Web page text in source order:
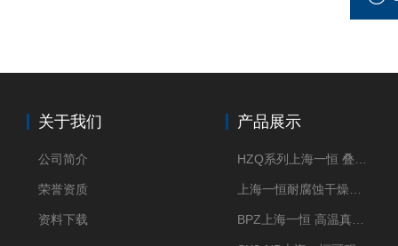
关于我们
公司简介
荣誉资质
资料下载
产品展示